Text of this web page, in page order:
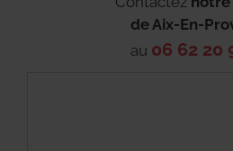
deAix-En-
au 06 62 20